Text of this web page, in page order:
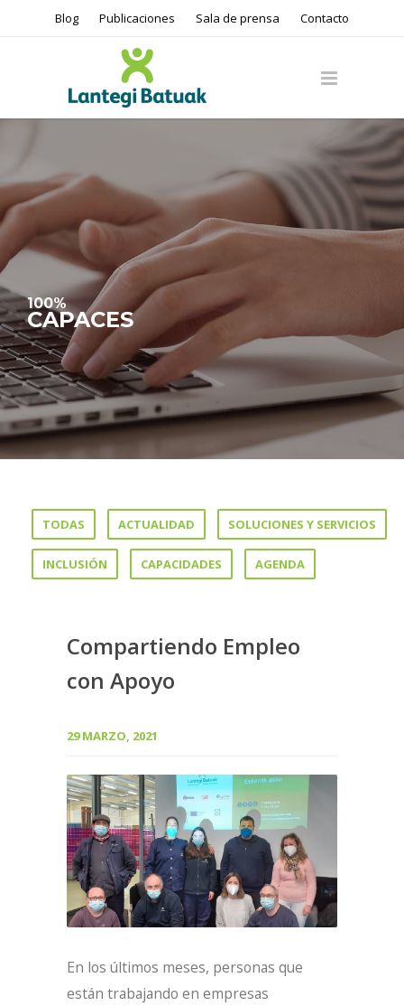
Blog Publicaciones Sala de prensa Contacto
100%
CAPACES
TODAS ACTUALIDAD SOLUCIONES Y SERVICIOS
INCLUSIÓN CAPACIDADES AGENDA
Compartiendo Empleo
con Apoyo
29 MARZO, 2021
En los últimos meses, personas que
están trabajando en empresas